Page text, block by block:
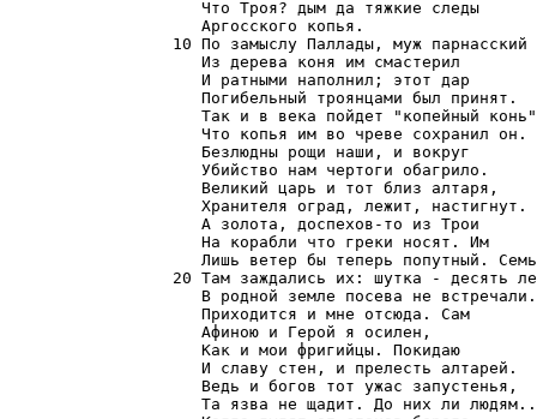
                    Что Троя? дым да тяжкие следы
                    Аргосского копья.
                 10 По замыслу Паллады, муж парнасский
                    Из дерева коня им смастерил
                    И ратными наполнил; этот дар
                    Погибельный троянцами был принят.
Так и в века пойдет "копейный
                    Что копья им во чреве сохранил он.
                    Безлюдны рощи наши, и вокруг
                    Убийство нам чертоги обагрило.
                    Великий царь и тот близ алтаря,
                    Хранителя оград, лежит, настигнут.
                    А золота, доспехов-то из Трои
                    На корабли что греки носят. Им
Лишь ветер бы теперь попутный.
20 Там заждались их: шутка - десять
                    В родной земле посева не встречали.
                    Приходится и мне отсюда. Сам
                    Афиною и Герой я осилен,
                    Как и мои фригийцы. Покидаю
                    И славу стен, и прелесть алтарей.
                    Ведь и богов тот ужас запустенья,
Та язва не щадит. До них ли